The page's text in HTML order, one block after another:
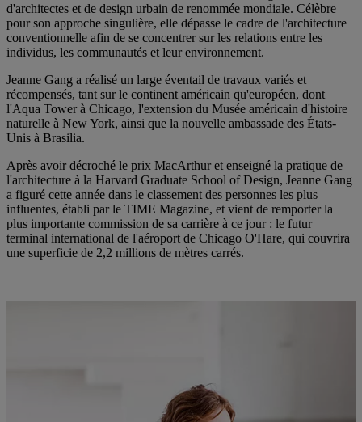
d'architectes et de design urbain de renommée mondiale. Célèbre
pour son approche singulière, elle dépasse le cadre de l'architecture
conventionnelle afin de se concentrer sur les relations entre les
individus, les communautés et leur environnement.
Jeanne Gang a réalisé un large éventail de travaux variés et
récompensés, tant sur le continent américain qu'européen, dont
l'Aqua Tower à Chicago, l'extension du Musée américain d'histoire
naturelle à New York, ainsi que la nouvelle ambassade des États-
Unis à Brasilia.
Après avoir décroché le prix MacArthur et enseigné la pratique de
l'architecture à la Harvard Graduate School of Design, Jeanne Gang
a figuré cette année dans le classement des personnes les plus
influentes, établi par le TIME Magazine, et vient de remporter la
plus importante commission de sa carrière à ce jour : le futur
terminal international de l'aéroport de Chicago O'Hare, qui couvrira
une superficie de 2,2 millions de mètres carrés.